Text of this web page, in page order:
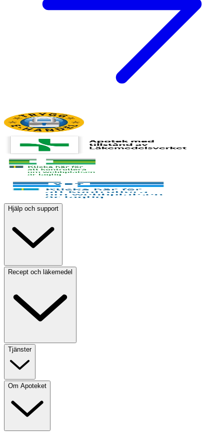
Hjälp och support
Recept och läkemedel
Tjänster
Om Apoteket